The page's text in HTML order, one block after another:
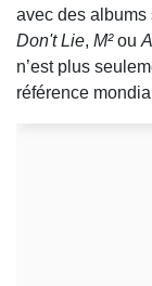
avec des
Don't Lie, M²ou
n’est plus
référence